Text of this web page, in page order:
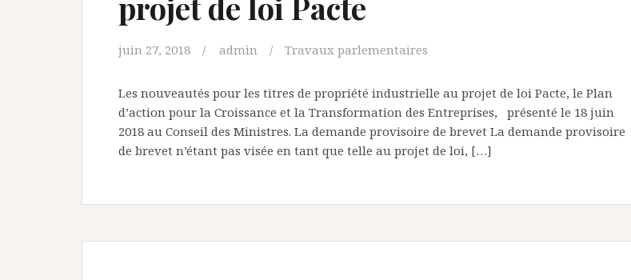
juin 27, 2018 admin Travaux parlementaires
Les nouveautés pour les titres de propriété industrielle au projet de loi Pacte, le Plan
d’action pour la Croissance et la Transformation des Entreprises, présenté le 18 juin
2018 au Conseil des Ministres. La demande provisoire de brevet La demande provisoire
de brevet n’étant pas visée en tant que telle au projet de loi, […]